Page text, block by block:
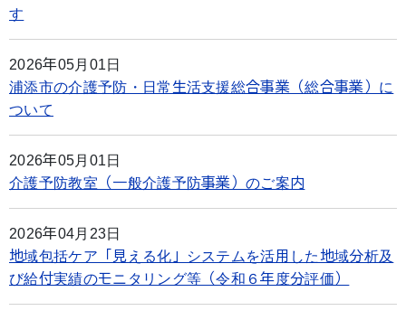
す
2026年05月01日
浦添市の介護予防・日常生活支援総合事業（総合事業）に
ついて
2026年05月01日
介護予防教室（一般介護予防事業）のご案内
2026年04月23日
地域包括ケア「見える化」システムを活用した地域分析及
び給付実績のモニタリング等（令和６年度分評価）